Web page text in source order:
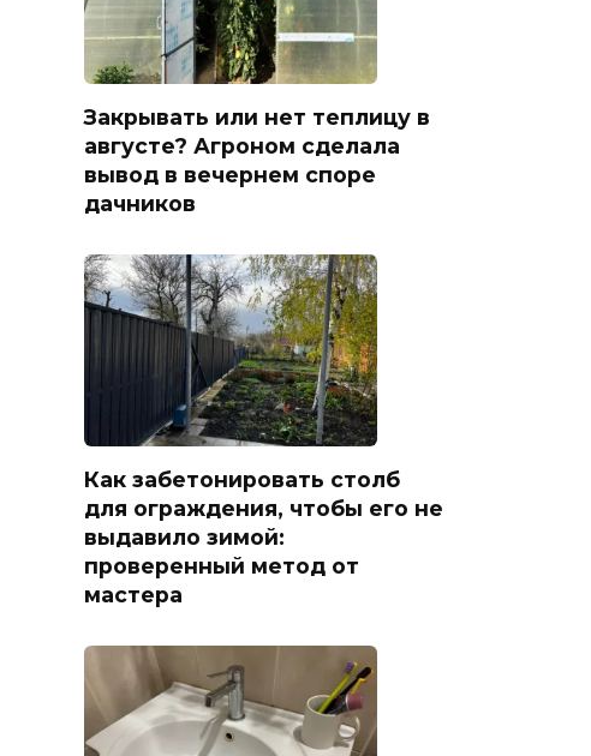
Закрывать или нет теплицу в
августе? Агроном сделала
вывод в вечернем споре
дачников
Как забетонировать столб
для ограждения, чтобы его не
выдавило зимой:
проверенный метод от
мастера